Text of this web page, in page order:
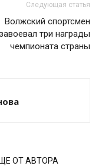
Следующая статья
Волжский спортсмен
завоевал три награды
чемпионата страны
ОТ АВТОРА